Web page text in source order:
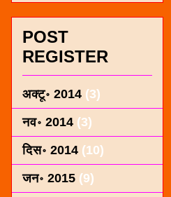
POST
REGISTER
अक्टू॰ 2014 (3)
नव॰ 2014 (3)
दिस॰ 2014 (10)
जन॰ 2015 (9)